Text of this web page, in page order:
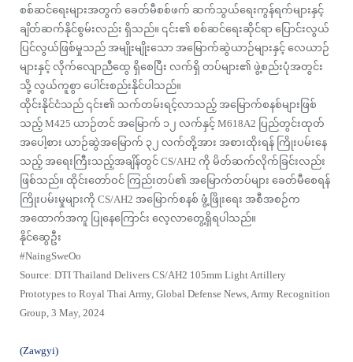
စစ်ဆင်ရေးများအတွက် ခေတ်မီစစ်ဖက် ဆက်သွယ်ရေးကွန်ရက်များနှင့်
ချိတ်ဆက်နိုင်စွမ်းလည်း ရှိသည်။ ၎င်း၏ စစ်ဆင်ရေးဆိုင်ရာ ပြောင်းလွယ်
ပြင်လွယ်ဖြစ်မှုသည် အမျိုးမျိုးသော အမြောက်ဆွဲယာဉ်များနှင့် လေယာဉ်
များနှင့် လိုက်လျောညီထွေ ရှိစေပြီး လက်ရှိ တပ်များ၏ ဖွဲ့စည်းပုံအတွင်း
သို့ လွယ်ကူစွာ ပေါင်းစည်းနိုင်ပါသည်။
ထိုင်းနိုင်ငံသည် ၎င်း၏ သက်တမ်းရင့်လာသည့် အမြောက်စနစ်များဖြစ်
သည့် M425 ယာဉ်တင် အမြောက် ၁၂ လက်နှင့် M618A2 ပြည်တွင်းထုတ်
အပေါ့စား ယာဉ်ဆွဲအမြောက် ၃၂ လက်တို့အား အစားထိုးရန် ကြိုးပမ်းနေ
သည့် အရေးကြီးသည့်အချိန်တွင် CS/AH2 ကို မိတ်ဆက်လိုက်ခြင်းလည်း
ဖြစ်သည်။ ထိုင်းတော်ဝင် ကြည်းတပ်၏ အမြောက်တပ်များ ခေတ်မီစေရန်
ကြိုးပမ်းမှုများကို CS/AH2 အမြောက်စနစ် ဖွံ့ဖြိုးရေး အစီအစဉ်က
အထောက်အကူ ပြုနေကြောင်း လေ့လာတွေ့ရှိရပါသည်။
နိုင်ဆွေဦး
#NaingSweOo
Source: DTI Thailand Delivers CS/AH2 105mm Light Artillery
Prototypes to Royal Thai Army, Global Defense News, Army Recognition
Group, 3 May, 2024
(Zawgyi)